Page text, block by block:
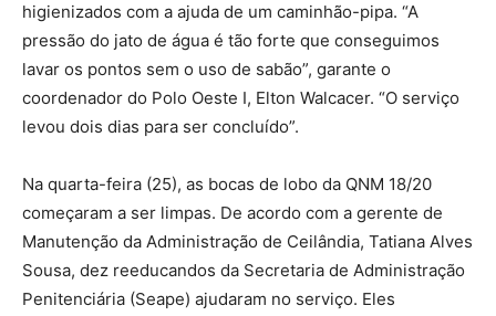
higienizados com a ajuda de um caminhão-pipa. “A
pressão do jato de água é tão forte que conseguimos
lavar os pontos sem o uso de sabão”, garante o
coordenador do Polo Oeste I, Elton Walcacer. “O serviço
levou dois dias para ser concluído”.
Na quarta-feira (25), as bocas de lobo da QNM 18/20
começaram a ser limpas. De acordo com a gerente de
Manutenção da Administração de Ceilândia, Tatiana Alves
Sousa, dez reeducandos da Secretaria de Administração
Penitenciária (Seape) ajudaram no serviço. Eles